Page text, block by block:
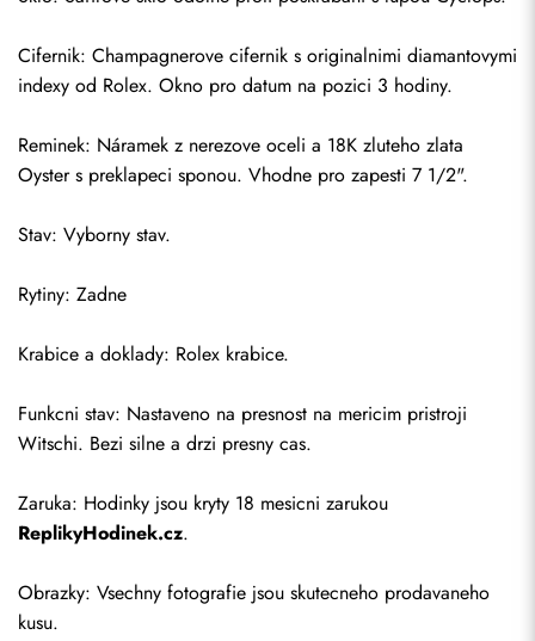
Cifernik: Champagnerove cifernik s originalnimi diamantovymi
indexy od Rolex. Okno pro datum na pozici 3 hodiny.
Reminek: Náramek z nerezove oceli a 18K zluteho zlata
Oyster s preklapeci sponou. Vhodne pro zapesti 7 1/2".
Stav: Vyborny stav.
Rytiny: Zadne
Krabice a doklady: Rolex krabice.
Funkcni stav: Nastaveno na presnost na mericim pristroji
Witschi. Bezi silne a drzi presny cas.
ReplikyHodinek.cz.
Obrazky: Vsechny fotografie jsou skutecneho prodavaneho
kusu.
Odeslat